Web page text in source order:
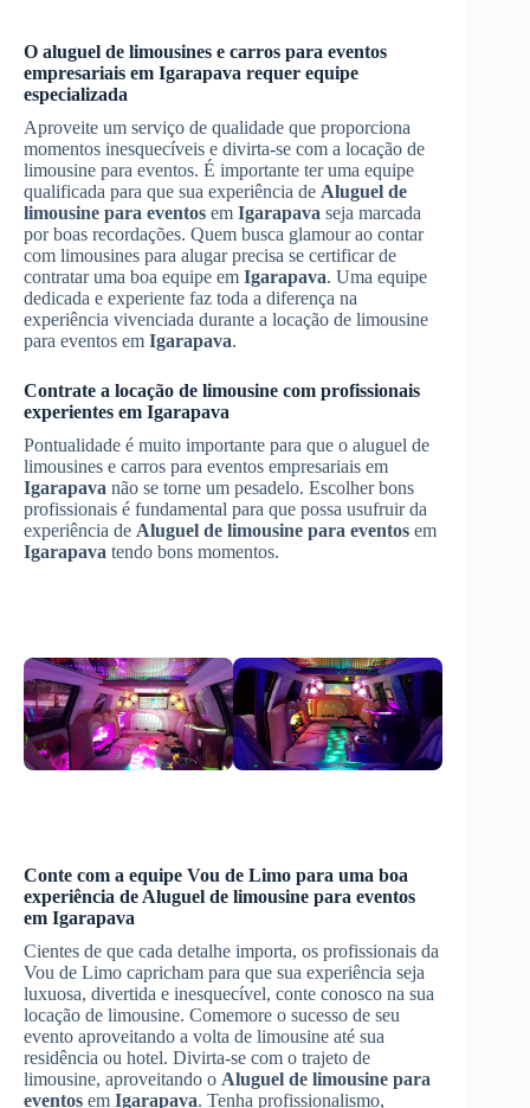
O aluguel de limousines e carros para eventos
empresariais em Igarapava requer equipe
especializada
Aproveite um serviço de qualidade que proporciona
momentos inesquecíveis e divirta-se com a locação de
limousine para eventos. É importante ter uma equipe
qualificada para que sua experiência de Aluguel de
limousine para eventos em Igarapava seja marcada
por boas recordações. Quem busca glamour ao contar
com limousines para alugar precisa se certificar de
contratar uma boa equipe em Igarapava. Uma equipe
dedicada e experiente faz toda a diferença na
experiência vivenciada durante a locação de limousine
para eventos em Igarapava.
Contrate a locação de limousine com profissionais
experientes em Igarapava
Pontualidade é muito importante para que o aluguel de
limousines e carros para eventos empresariais em
Igarapava não se torne um pesadelo. Escolher bons
profissionais é fundamental para que possa usufruir da
experiência de Aluguel de limousine para eventos em
Igarapava tendo bons momentos.
Conte com a equipe Vou de Limo para uma boa
experiência de Aluguel de limousine para eventos
em Igarapava
Cientes de que cada detalhe importa, os profissionais da
Vou de Limo capricham para que sua experiência seja
luxuosa, divertida e inesquecível, conte conosco na sua
locação de limousine. Comemore o sucesso de seu
evento aproveitando a volta de limousine até sua
residência ou hotel. Divirta-se com o trajeto de
limousine, aproveitando o Aluguel de limousine para
eventos em Igarapava. Tenha profissionalismo,